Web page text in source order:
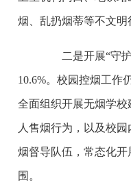
烟、乱扔烟蒂等不文明
二是开展“守
10.6%。校园控烟工作
全面组织开展无烟学
人售烟行为，以及校
烟督导队伍，常态化
围。